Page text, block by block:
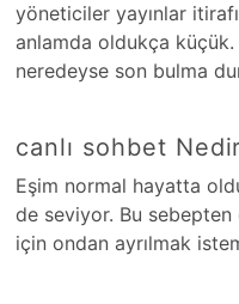
yöneticiler yayınlar
anlamda oldukça
neredeyse son bulma
canlı sohbet
Eşim normal hayatta
de seviyor. Bu sebepten
için ondan ayrılmak